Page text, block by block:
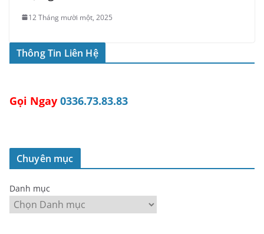
12 Tháng mười một, 2025
Thông Tin Liên Hệ
Gọi Ngay 0336.73.83.83
Chuyên mục
Danh mục